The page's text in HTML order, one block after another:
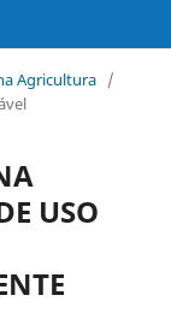
Agricultura /
USO